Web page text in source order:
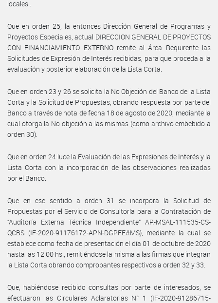
locales .
Que en orden 25, la entonces Dirección General de Programas y
Proyectos Especiales, actual DIRECCION GENERAL DE PROYECTOS
CON FINANCIAMIENTO EXTERNO remite al Área Requirente las
Solicitudes de Expresión de Interés recibidas, para que proceda a la
evaluación y posterior elaboración de la Lista Corta.
Que en orden 23 y 26 se solicita la No Objeción del Banco de la Lista
Corta y la Solicitud de Propuestas, obrando respuesta por parte del
Banco a través de nota de fecha 18 de agosto de 2020, mediante la
cual otorga la No objeción a las mismas (como archivo embebido a
orden 30).
Que en orden 24 luce la Evaluación de las Expresiones de Interés y la
Lista Corta con la incorporación de las observaciones realizadas
por el Banco.
Que en ese sentido a orden 31 se incorpora la Solicitud de
Propuestas por el Servicio de Consultoría para la Contratación de
“Auditoría Externa Técnica Independiente” AR-MSAL-111535-CS-
QCBS (IF-2020-91176172-APN-DGPFE#MS), mediante la cual se
establece como fecha de presentación el día 01 de octubre de 2020
hasta las 12:00 hs., remitiéndose la misma a las firmas que integran
la Lista Corta obrando comprobantes respectivos a orden 32 y 33.
Que, habiéndose recibido consultas por parte de interesados, se
efectuaron las Circulares Aclaratorias N° 1 (IF-2020-91286715-